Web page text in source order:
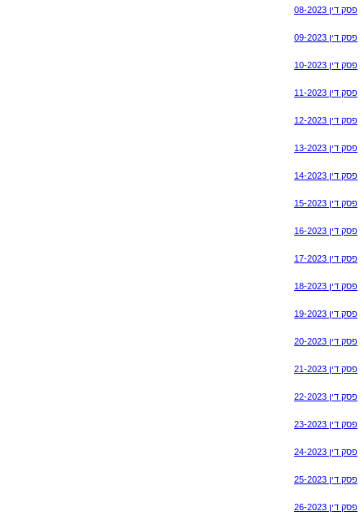
פסק דין 08-2023
פסק דין 09-2023
פסק דין 10-2023
פסק דין 11-2023
פסק דין 12-2023
פסק דין 13-2023
פסק דין 14-2023
פסק דין 15-2023
פסק דין 16-2023
פסק דין 17-2023
פסק דין 18-2023
פסק דין 19-2023
פסק דין 20-2023
פסק דין 21-2023
פסק דין 22-2023
פסק דין 23-2023
פסק דין 24-2023
פסק דין 25-2023
פסק דין 26-2023